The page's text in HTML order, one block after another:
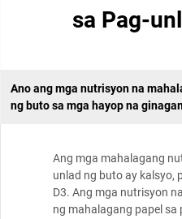
sa Pag-
Ano ang mga nutrisyon na
ng buto sa mga hayop na
Ang mga mahalagang
unlad ng buto ay kalsyo,
D3. Ang mga nutrisyon
ng mahalagang papel sa